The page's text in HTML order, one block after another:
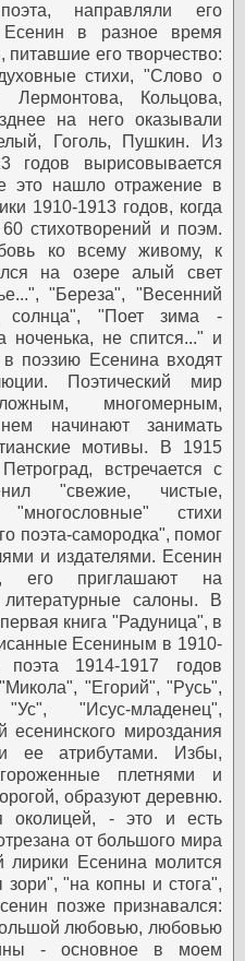
направляли его
в разное время
питавшие его творчество:
стихи, "Слово о
Кольцова,
на него оказывали
Гоголь, Пушкин. Из
годов вырисовывается
это нашло отражение в
1910-1913 годов, когда
стихотворений и поэм.
ко всему живому, к
на озере алый свет
"Береза", "Весенний
солнца", "Поет зима -
ноченька, не спится..." и
поэзию Есенина входят
Поэтический мир
многомерным,
начинают занимать
мотивы. В 1915
встречается с
"свежие, чистые,
стихи
поэта-самородка", помог
и издателями. Есенин
его приглашают на
салоны. В
книга "Радуница", в
Есениным в 1910-
поэта 1914-1917 годов
"Егорий", "Русь",
"Исус-младенец",
мироздания
ее атрибутами. Избы,
плетнями и
образуют деревню.
околицей, - это и есть
от большого мира
лирики Есенина молится
"на копны и стога",
позже признавался:
любовью, любовью
- основное в моем